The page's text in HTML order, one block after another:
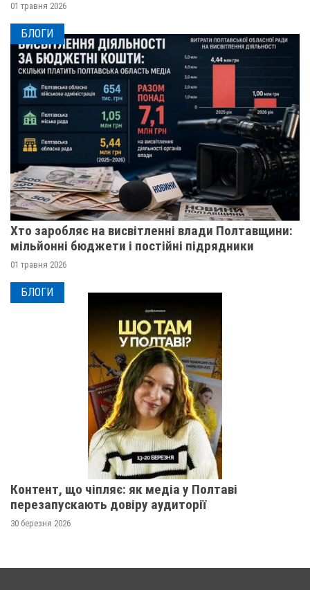
01 травня 2026
БЛОГИ
Хто заробляє на висвітленні влади Полтавщини:
мільйонні бюджети і постійні підрядники
01 травня 2026
БЛОГИ
Контент, що чіпляє: як медіа у Полтаві
перезапускають довіру аудиторії
30 березня 2026